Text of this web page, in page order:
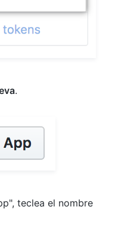
.
teclea el nombre